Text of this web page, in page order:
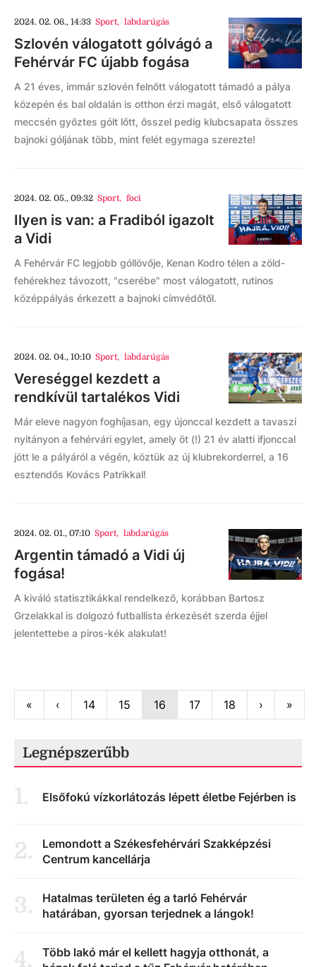
2024. 02. 06., 14:33 Sport, labdarúgás
Szlovén válogatott gólvágó a
Fehérvár FC újabb fogása
A 21 éves, immár szlovén felnőtt válogatott támadó a pálya
közepén és bal oldalán is otthon érzi magát, első válogatott
meccsén győztes gólt lőtt, ősszel pedig klubcsapata összes
bajnoki góljának több, mint felét egymaga szerezte!
2024. 02. 05., 09:32 Sport, foci
Ilyen is van: a Fradiból igazolt
a Vidi
A Fehérvár FC legjobb góllövője, Kenan Kodro télen a zöld-
fehérekhez távozott, "cserébe" most válogatott, rutinos
középpályás érkezett a bajnoki címvédőtől.
2024. 02. 04., 10:10 Sport, labdarúgás
Vereséggel kezdett a
rendkívül tartalékos Vidi
Már eleve nagyon foghíjasan, egy újonccal kezdett a tavaszi
nyitányon a fehérvári egylet, amely öt (!) 21 év alatti ifjonccal
jött le a pályáról a végén, köztük az új klubrekorderrel, a 16
esztendős Kovács Patrikkal!
2024. 02. 01., 07:10 Sport, labdarúgás
Argentin támadó a Vidi új
fogása!
A kiváló statisztikákkal rendelkező, korábban Bartosz
Grzelakkal is dolgozó futballista érkezését szerda éjjel
jelentettebe a piros-kék alakulat!
« ‹ Previous
14 15 16 17 18 › Next»
Legnépszerűbb
1. Elsőfokú vízkorlátozás lépett életbe Fejérben is
2.
Lemondott a Székesfehérvári Szakképzési
Centrum kancellárja
3.
Hatalmas területen ég a tarló Fehérvár
határában, gyorsan terjednek a lángok!
4.
Több lakó már el kellett hagyja otthonát, a